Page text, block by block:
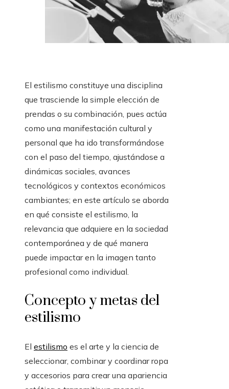
El estilismo constituye una disciplina
que trasciende la simple elección de
prendas o su combinación, pues actúa
como una manifestación cultural y
personal que ha ido transformándose
con el paso del tiempo, ajustándose a
dinámicas sociales, avances
tecnológicos y contextos económicos
cambiantes; en este artículo se aborda
en qué consiste el estilismo, la
relevancia que adquiere en la sociedad
contemporánea y de qué manera
puede impactar en la imagen tanto
profesional como individual.
Concepto y metas del
estilismo
El estilismo es el arte y la ciencia de
seleccionar, combinar y coordinar ropa
y accesorios para crear una apariencia